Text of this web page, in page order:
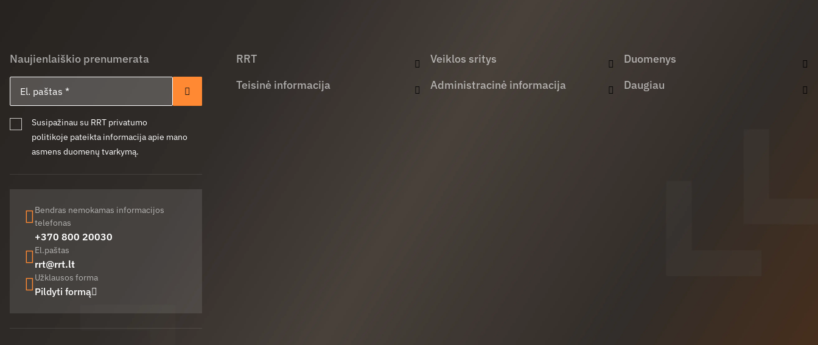
Naujienlaiškio prenumerata
Prenumeruoti
Susipažinau su RRT privatumo
politikoje pateikta informacija apie mano
asmens duomenų tvarkymą.
Bendras nemokamas informacijos
telefonas
+370 800 20030
El.paštas
rrt@rrt.lt
Užklausos forma
Pildyti formą
RRT
Teisinė informacija
Veiklos sritys
Administracinė informacija
Duomenys
Daugiau